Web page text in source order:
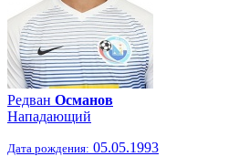
Редван Османов
Нападающий
Дата рождения: 05.05.1993